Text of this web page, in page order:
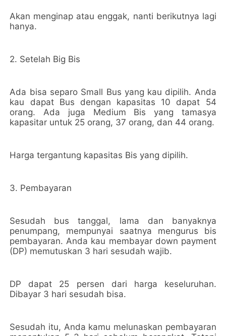
Akan menginap atau enggak, nanti berikutnya lagi
hanya.
2. Setelah Big Bis
Ada bisa separo Small Bus yang kau dipilih. Anda
kau dapat Bus dengan kapasitas 10 dapat 54
orang. Ada juga Medium Bis yang tamasya
kapasitar untuk 25 orang, 37 orang, dan 44 orang.
Harga tergantung kapasitas Bis yang dipilih.
3. Pembayaran
Sesudah bus tanggal, lama dan banyaknya
penumpang, mempunyai saatnya mengurus bis
pembayaran. Anda kau membayar down payment
(DP) memutuskan 3 hari sesudah wajib.
DP dapat 25 persen dari harga keseluruhan.
Dibayar 3 hari sesudah bisa.
Sesudah itu, Anda kamu melunaskan pembayaran